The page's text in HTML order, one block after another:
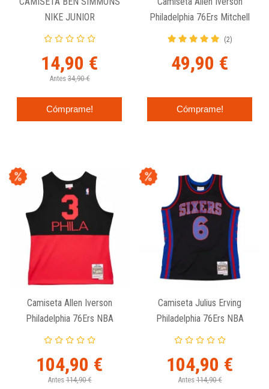
NIKE JUNIOR
PHILADELPHIA 76ERS
14,90 €
Antes 34,90 €
Cómprame!
Philadelphia 76Ers Mitchell
& Ness N&N Negra
(2)
49,90 €
Cómprame!
Camiseta Allen Iverson
Philadelphia 76Ers NBA
Reload Swingman De
104,90 €
Antes 114,90 €
Camiseta Julius Erving
Philadelphia 76Ers NBA
Reload Swingman De
104,90 €
Antes 114,90 €